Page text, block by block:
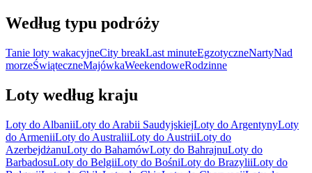
Według typu podróży
Tanie loty wakacyjneCity breakLast minuteEgzotyczneNartyNad
morzeŚwiąteczneMajówkaWeekendoweRodzinne
Loty według kraju
Loty do AlbaniiLoty do Arabii SaudyjskiejLoty do ArgentynyLoty
do ArmeniiLoty do AustraliiLoty do AustriiLoty do
AzerbejdżanuLoty do BahamówLoty do BahrajnuLoty do
BarbadosuLoty do BelgiiLoty do BośniLoty do BrazyliiLoty do